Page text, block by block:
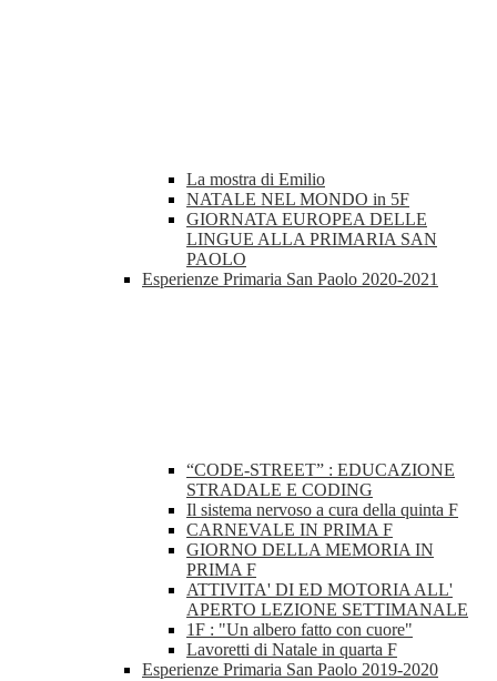
La mostra di Emilio
NATALE NEL MONDO in 5F
GIORNATA EUROPEA DELLE
LINGUE ALLA PRIMARIA SAN
PAOLO
Esperienze Primaria San Paolo 2020-2021
“CODE-STREET” : EDUCAZIONE
STRADALE E CODING
Il sistema nervoso a cura della quinta F
CARNEVALE IN PRIMA F
GIORNO DELLA MEMORIA IN
PRIMA F
ATTIVITA' DI ED MOTORIA ALL'
APERTO LEZIONE SETTIMANALE
1F : "Un albero fatto con cuore"
Lavoretti di Natale in quarta F
Esperienze Primaria San Paolo 2019-2020